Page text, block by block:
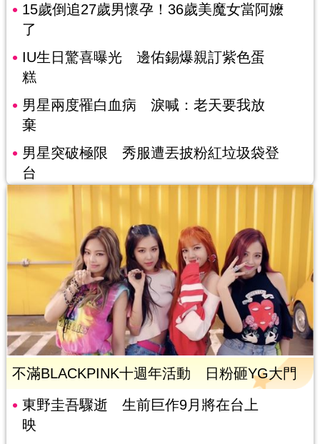
15歲倒追27歲男懷孕！36歲美魔女當阿嬤
了
IU生日驚喜曝光 邊佑錫爆親訂紫色蛋
糕
男星兩度罹白血病 淚喊：老天要我放
棄
男星突破極限 秀服遭丟披粉紅垃圾袋登
台
不滿BLACKPINK十週年活動 日粉砸YG大門
東野圭吾驟逝 生前巨作9月將在台上
映